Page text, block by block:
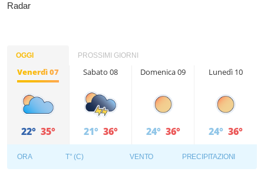
Radar
OGGI PROSSIMI GIORNI
Venerdì 07
22° 35°
Sabato 08
21° 36°
Domenica 09
24° 36°
Lunedì 10
24° 36°
ORA T° (C) VENTO PRECIPITAZIONI